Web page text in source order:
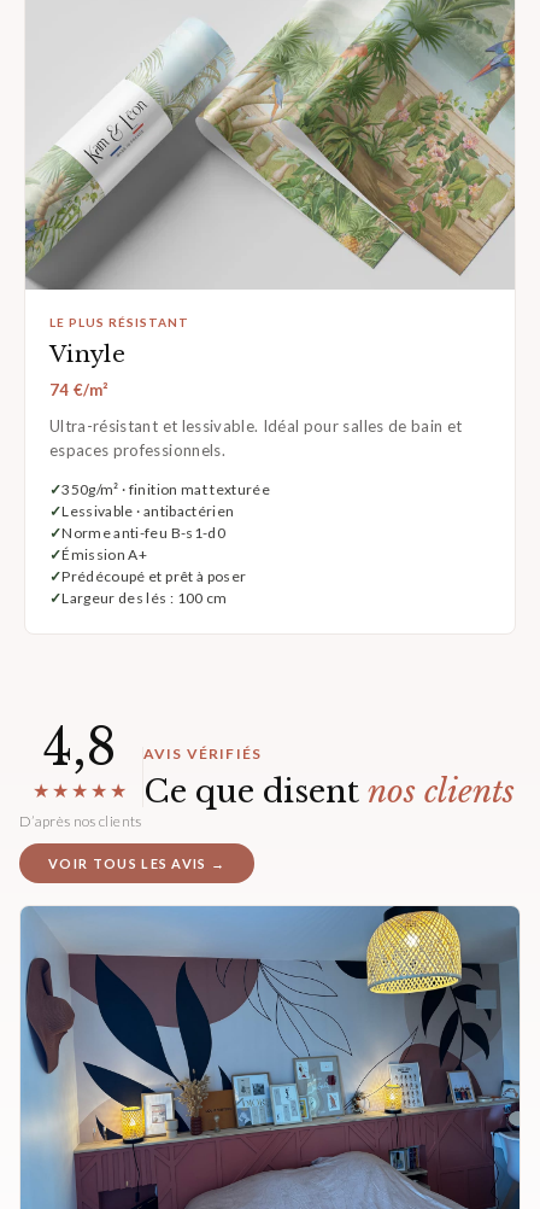
LE PLUS RÉSISTANT
Vinyle
74 €/m²
Ultra-résistant et lessivable. Idéal pour salles de bain et
espaces professionnels.
350g/m² · finition mat texturée
Lessivable · antibactérien
Norme anti-feu B-s1-d0
Émission A+
Prédécoupé et prêt à poser
Largeur des lés : 100 cm
4,8
★★★★★
D’après nos clients
AVIS VÉRIFIÉS
Ce que disent nos clients
VOIR TOUS LES AVIS →